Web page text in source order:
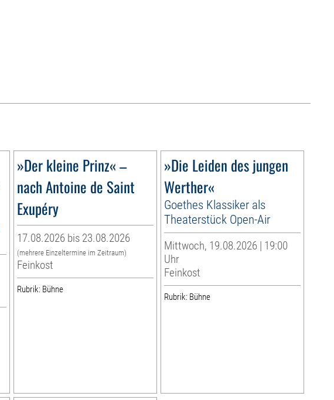
»Der kleine Prinz« –
nach Antoine de Saint
Exupéry
17.08.2026 bis 23.08.2026
(mehrere Einzeltermine im Zeitraum)
Feinkost
Rubrik: Bühne
»Die Leiden des jungen
Werther«
Goethes Klassiker als
Theaterstück Open-Air
Mittwoch, 19.08.2026 | 19:00
Uhr
Feinkost
Rubrik: Bühne